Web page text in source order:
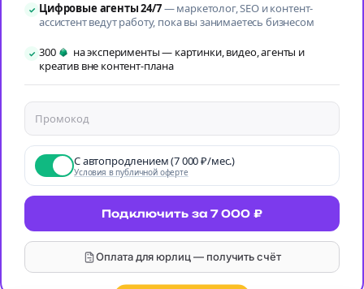
✓ Цифровые агенты 24/7—маркетолог, SEO и контент-
ассистент ведут работу, пока вы занимаетесь бизнесом
✓ 300 на балансе
на эксперименты — картинки, видео, агенты и
креатив вне контент-плана
С автопродлением (7 000 ₽/мес.)
Условия в публичной оферте
Подключить за 7 000 ₽
Оплата для юрлиц — получить счёт